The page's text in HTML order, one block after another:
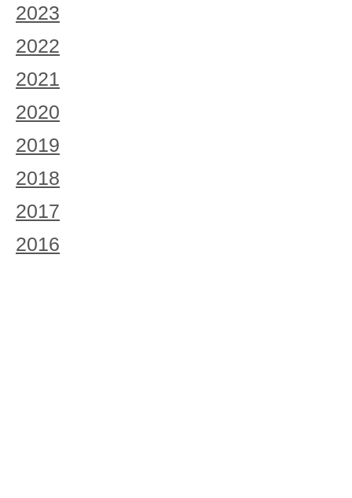
2023
2022
2021
2020
2019
2018
2017
2016